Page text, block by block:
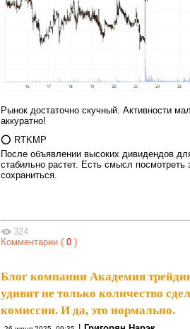
Рынок достаточно скучный. Активности
аккуратно!
⭕️ RTKMP
После объявлении высоких дивидендов
стабильно растет. Есть смысл
сохраниться.
324
Комментарии ( 0 )
Блог компании Академия
удивит не только количество
комиссии. И да, это нормально.